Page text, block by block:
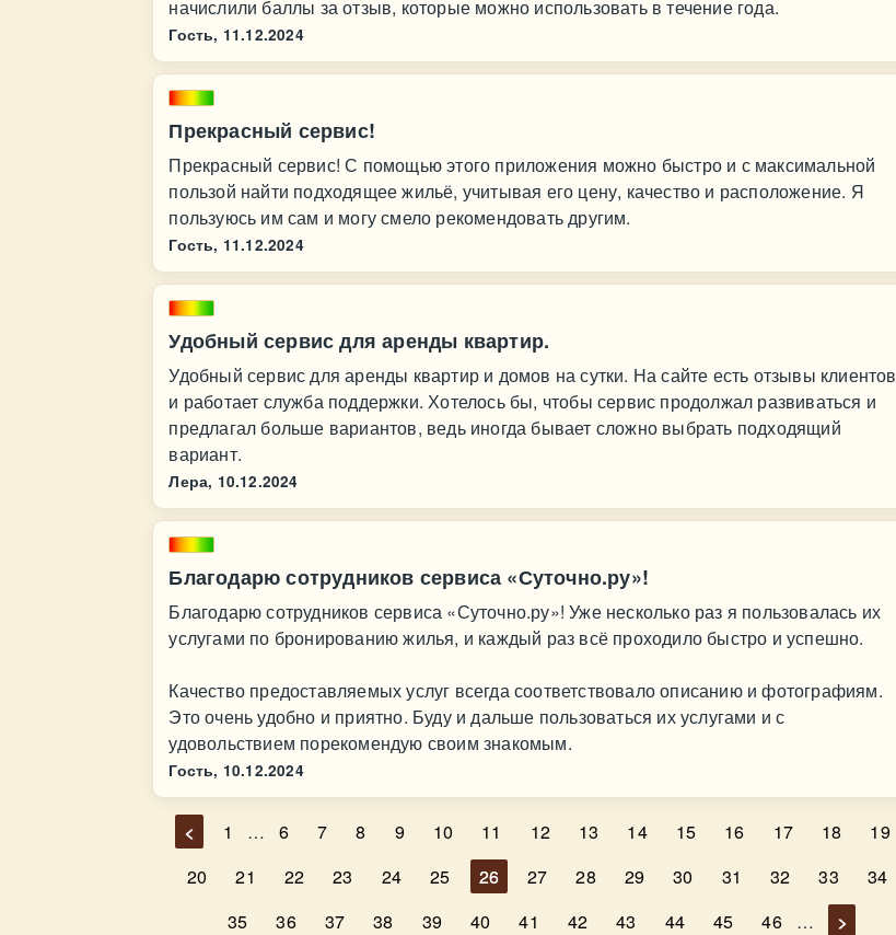
начислили баллы за отзыв, которые можно использовать в течение года.
Гость, 11.12.2024
Прекрасный сервис!
Прекрасный сервис! С помощью этого приложения можно быстро и с максимальной
пользой найти подходящее жильё, учитывая его цену, качество и расположение. Я
пользуюсь им сам и могу смело рекомендовать другим.
Гость, 11.12.2024
Удобный сервис для аренды квартир.
Удобный сервис для аренды квартир и домов на сутки. На сайте есть отзывы клиентов
и работает служба поддержки. Хотелось бы, чтобы сервис продолжал развиваться и
предлагал больше вариантов, ведь иногда бывает сложно выбрать подходящий
вариант.
Лера, 10.12.2024
Благодарю сотрудников сервиса «Суточно.ру»!
Благодарю сотрудников сервиса «Суточно.ру»! Уже несколько раз я пользовалась их
услугами по бронированию жилья, и каждый раз всё проходило быстро и успешно.
Качество предоставляемых услуг всегда соответствовало описанию и фотографиям.
Это очень удобно и приятно. Буду и дальше пользоваться их услугами и с
удовольствием порекомендую своим знакомым.
Гость, 10.12.2024
< 1 … 6 7 8 9 10 11 12 13 14 15 16 17 18
19
20
21 22 23 24 25 26 27 28 29 30 31 32 33
34
35
36 37 38 39 40 41 42 43 44 45 46 … >